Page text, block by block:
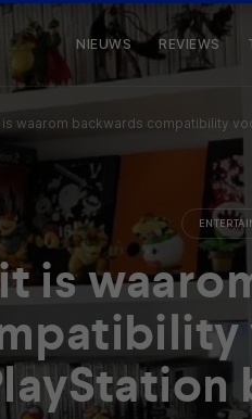
NIEUWS REVIEWS
is waarom backwards compatibility
is